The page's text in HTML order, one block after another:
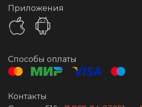
Приложения
Способы оплаты
Контакты